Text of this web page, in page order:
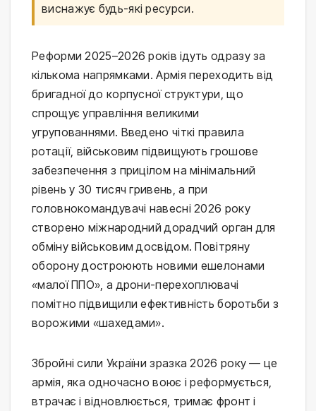
виснажує будь-які ресурси.
Реформи 2025–2026 років ідуть одразу за
кількома напрямками. Армія переходить від
бригадної до корпусної структури, що
спрощує управління великими
угрупованнями. Введено чіткі правила
ротації, військовим підвищують грошове
забезпечення з прицілом на мінімальний
рівень у 30 тисяч гривень, а при
головнокомандувачі навесні 2026 року
створено міжнародний дорадчий орган для
обміну військовим досвідом. Повітряну
оборону достроюють новими ешелонами
«малої ППО», а дрони-перехоплювачі
помітно підвищили ефективність боротьби з
ворожими «шахедами».
Збройні сили України зразка 2026 року — це
армія, яка одночасно воює і реформується,
втрачає і відновлюється, тримає фронт і